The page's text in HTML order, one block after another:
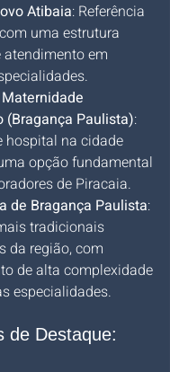
Atibaia: Referência
uma estrutura
atendimento em
(Bragança Paulista):
hospital na cidade
opção fundamental
de Piracaia.
de Bragança Paulista:
tradicionais
da região, com
de alta complexidade
especialidades.
de Destaque: